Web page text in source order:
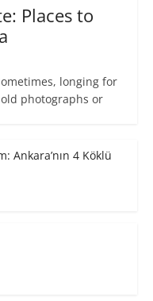
Places to
longing for
photographs or
Ankara’nın 4 Köklü